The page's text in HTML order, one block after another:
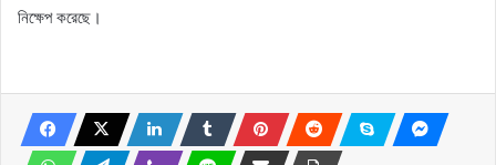
নিক্ষেপ করেছে।